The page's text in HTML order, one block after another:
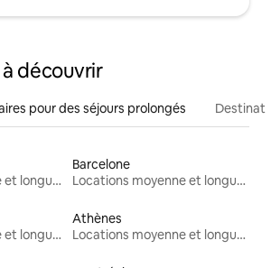
découvrir
pour des séjours prolongés
Locations moyenne et longue durée
Barcelone
Locations moyenne et longue durée
Locations moyenne et longue durée
Athènes
Locations moyenne et longue durée